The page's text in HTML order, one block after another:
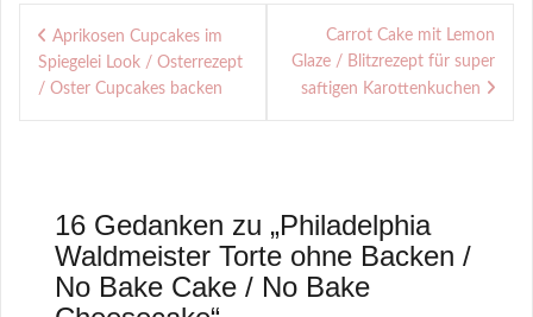
Beitragsnavigation
Aprikosen Cupcakes im
Spiegelei Look / Osterrezept
/ Oster Cupcakes backen
Carrot Cake mit Lemon
Glaze / Blitzrezept für super
saftigen Karottenkuchen
16 Gedanken zu „Philadelphia
Waldmeister Torte ohne Backen /
No Bake Cake / No Bake